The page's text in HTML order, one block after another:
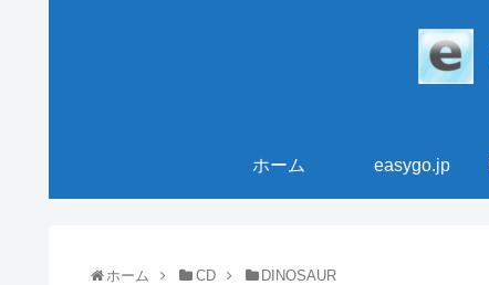
ホーム easygo.jp
ホーム CD DINOSAUR